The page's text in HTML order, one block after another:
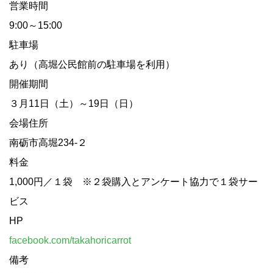
営業時間
9:00～15:00
駐車場
あり（高堀公民館前の駐車場を利用）
開催期間
３月11日（土）～19日（日）
会場住所
南砺市高堀234-２
料金
1,000円／１袋 ※２袋購入とアンケート協力で１袋サー
ビス
HP
facebook.com/takahoricarrot
備考